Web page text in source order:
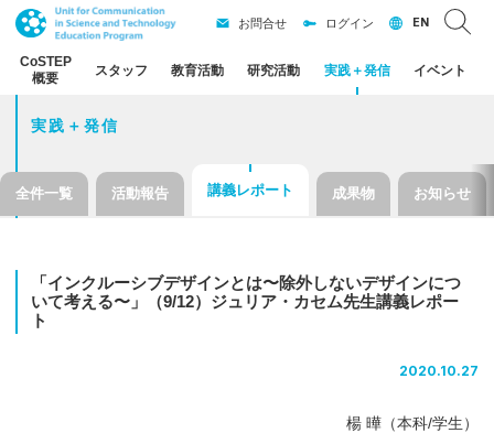
CoSTEP
概要
スタッフ 教育活動 研究活動 実践＋発信 イベント
お問合せ ログイン EN
実践＋発信
全件一覧 活動報告 講義レポート 成果物 お知らせ
「インクルーシブデザインとは〜除外しないデザインにつ
いて考える〜」 （9/12） ジュリア ・ カセム先生講義レポー
ト
2020.10.27
楊 曄（本科/学生）